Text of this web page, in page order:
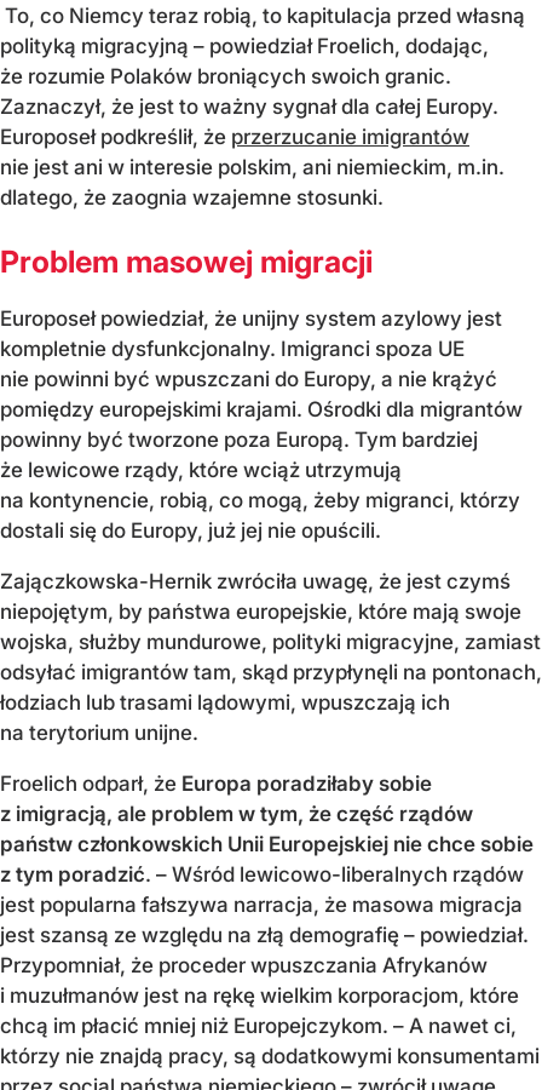
To, co Niemcy teraz robią, to kapitulacja przed własną
polityką migracyjną – powiedział Froelich, dodając,
że rozumie Polaków broniących swoich granic.
Zaznaczył, że jest to ważny sygnał dla całej Europy.
Europoseł podkreślił, że przerzucanie imigrantów
nie jest ani w interesie polskim, ani niemieckim, m.in.
dlatego, że zaognia wzajemne stosunki.
Problem masowej migracji
Europoseł powiedział, że unijny system azylowy jest
kompletnie dysfunkcjonalny. Imigranci spoza UE
nie powinni być wpuszczani do Europy, a nie krążyć
pomiędzy europejskimi krajami. Ośrodki dla migrantów
powinny być tworzone poza Europą. Tym bardziej
że lewicowe rządy, które wciąż utrzymują
na kontynencie, robią, co mogą, żeby migranci, którzy
dostali się do Europy, już jej nie opuścili.
Zajączkowska-Hernik zwróciła uwagę, że jest czymś
niepojętym, by państwa europejskie, które mają swoje
wojska, służby mundurowe, polityki migracyjne, zamiast
odsyłać imigrantów tam, skąd przypłynęli na pontonach,
łodziach lub trasami lądowymi, wpuszczają ich
na terytorium unijne.
Froelich odparł, że Europa poradziłaby sobie
z imigracją, ale problem w tym, że część rządów
państw członkowskich Unii Europejskiej nie chce sobie
z tym poradzić. – Wśród lewicowo-liberalnych rządów
jest popularna fałszywa narracja, że masowa migracja
jest szansą ze względu na złą demografię – powiedział.
Przypomniał, że proceder wpuszczania Afrykanów
i muzułmanów jest na rękę wielkim korporacjom, które
chcą im płacić mniej niż Europejczykom. – A nawet ci,
którzy nie znajdą pracy, są dodatkowymi konsumentami